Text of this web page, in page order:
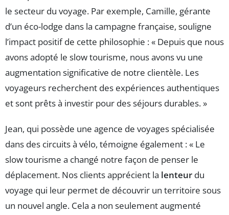
le secteur du voyage. Par exemple, Camille, gérante
d’un éco-lodge dans la campagne française, souligne
l’impact positif de cette philosophie : « Depuis que nous
avons adopté le slow tourisme, nous avons vu une
augmentation significative de notre clientèle. Les
voyageurs recherchent des expériences authentiques
et sont prêts à investir pour des séjours durables. »
Jean, qui possède une agence de voyages spécialisée
dans des circuits à vélo, témoigne également : « Le
slow tourisme a changé notre façon de penser le
déplacement. Nos clients apprécient la lenteur du
voyage qui leur permet de découvrir un territoire sous
un nouvel angle. Cela a non seulement augmenté